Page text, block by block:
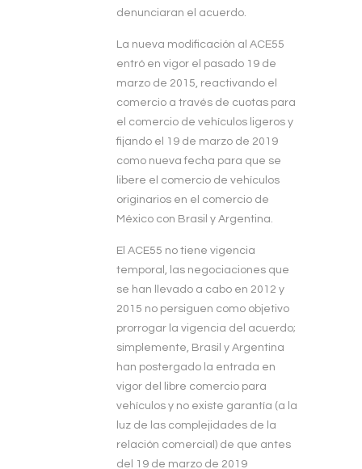
denunciaran el acuerdo.
La nueva modificación al ACE55
entró en vigor el pasado 19 de
marzo de 2015, reactivando el
comercio a través de cuotas para
el comercio de vehículos ligeros y
fijando el 19 de marzo de 2019
como nueva fecha para que se
libere el comercio de vehículos
originarios en el comercio de
México con Brasil y Argentina.
El ACE55 no tiene vigencia
temporal, las negociaciones que
se han llevado a cabo en 2012 y
2015 no persiguen como objetivo
prorrogar la vigencia del acuerdo;
simplemente, Brasil y Argentina
han postergado la entrada en
vigor del libre comercio para
vehículos y no existe garantía (a la
luz de las complejidades de la
relación comercial) de que antes
del 19 de marzo de 2019